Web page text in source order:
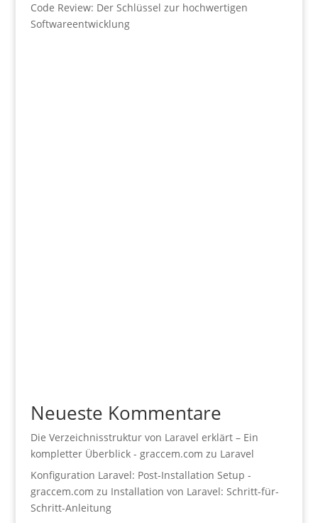
Code Review: Der Schlüssel zur hochwertigen
Softwareentwicklung
Neueste Kommentare
Die Verzeichnisstruktur von Laravel erklärt – Ein
kompletter Überblick - graccem.com zu Laravel
Konfiguration Laravel: Post-Installation Setup -
graccem.com zu Installation von Laravel: Schritt-für-
Schritt-Anleitung